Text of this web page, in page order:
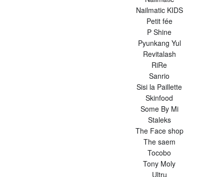
Nailmatic KIDS
Petit fée
P Shine
Pyunkang Yul
Revitalash
RiRe
Sanrio
Sisi la Paillette
Skinfood
Some By Mi
Staleks
The Face shop
The saem
Tocobo
Tony Moly
Ultru